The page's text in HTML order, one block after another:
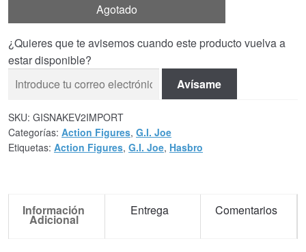
Agotado
¿Quieres que te avisemos cuando este producto vuelva a
estar disponible?
Avísame
SKU: GISNAKEV2IMPORT
Categorías: Action Figures, G.I. Joe
Etiquetas: Action Figures, G.I. Joe, Hasbro
Información
Adicional
Entrega Comentarios